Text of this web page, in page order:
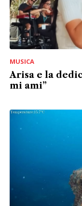
MUSICA
Arisa e la
mi ami”